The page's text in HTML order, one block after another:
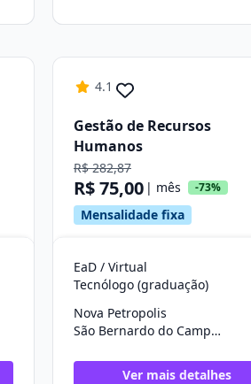
4.1
Gestão de Recursos
Humanos
R$ 282,87
R$ 75,00 | mês -73%
Mensalidade fixa
EaD / Virtual
Tecnólogo (graduação)
Nova Petropolis
São Bernardo do Campo/SP
Ver mais detalhes